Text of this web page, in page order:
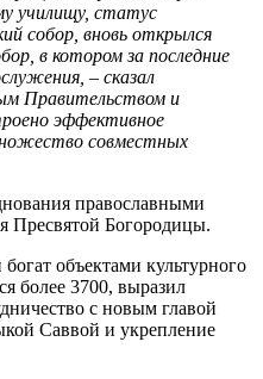
училищу, статус
собор, вновь открылся
в котором за последние
– сказал
Правительством и
эффективное
совместных
православными
Пресвятой Богородицы.
объектами культурного
более 3700, выразил
с новым главой
Саввой и укрепление